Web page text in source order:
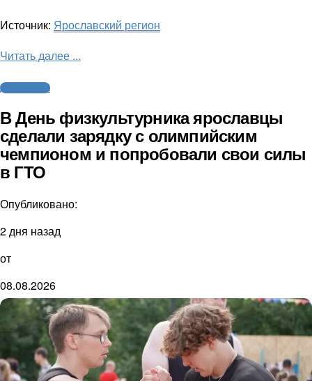
Источник: Ярославский регион
Читать далее ...
Другие виды
В День физкультурника ярославцы
сделали зарядку с олимпийским
чемпионом и попробовали свои силы
в ГТО
Опубликовано:
2 дня назад
от
08.08.2026